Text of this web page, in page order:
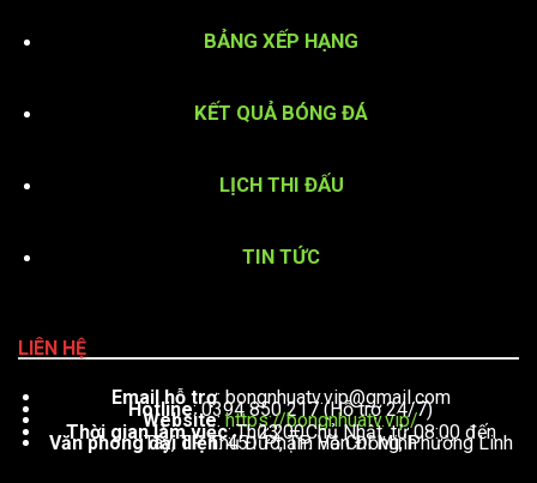
BẢNG XẾP HẠNG
KẾT QUẢ BÓNG ĐÁ
LỊCH THI ĐẤU
TIN TỨC
LIÊN HỆ
Email hỗ trợ:bongnhuatv.vip@gmail.com
Hotline: 0394 850 217 (Hỗ trợ 24/7)
Website:https://bongnhuatv.vip/
Thời gian làm việc : Thứ 2 – Chủ Nhật, từ 08:00 đến 23:00
Văn phòng đại diện: 451 Phạm Văn Đồng, Phường Linh Tây, TP. Thủ Đức, TP. Hồ Chí Minh